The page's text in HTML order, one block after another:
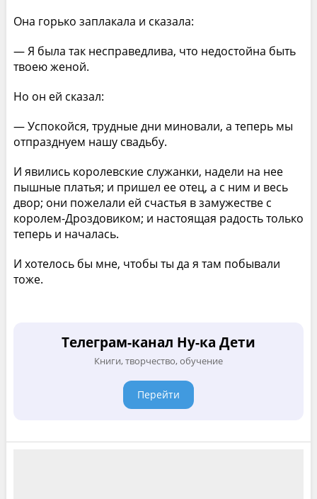
Она горько заплакала и сказала:
— Я была так несправедлива, что недостойна быть
твоею женой.
Но он ей сказал:
— Успокойся, трудные дни миновали, а теперь мы
отпразднуем нашу свадьбу.
И явились королевские служанки, надели на нее
пышные платья; и пришел ее отец, а с ним и весь
двор; они пожелали ей счастья в замужестве с
королем-Дроздовиком; и настоящая радость только
теперь и началась.
И хотелось бы мне, чтобы ты да я там побывали
тоже.
Телеграм-канал Ну-ка Дети
Книги, творчество, обучение
Перейти